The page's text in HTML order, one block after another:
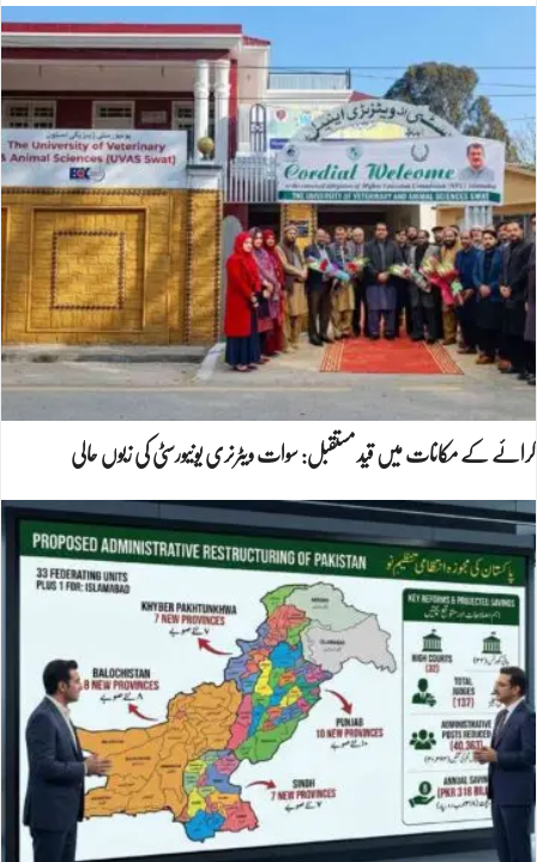
کرائے کے مکانات میں قید مستقبل: سوات ویٹرنری یونیورسٹی کی زبوں حالی